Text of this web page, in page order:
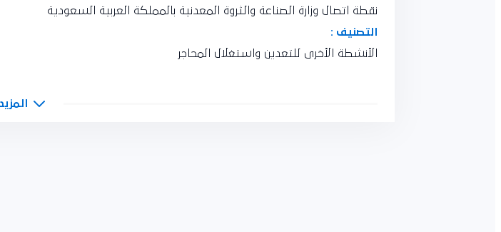
نقطة اتصال وزارة الصناعة والثروة المعدنية بالمملكة العربية السعودية
التصنيف :
الأنشطة الأخرى للتعدين واستغلال المحاجر
المزيد